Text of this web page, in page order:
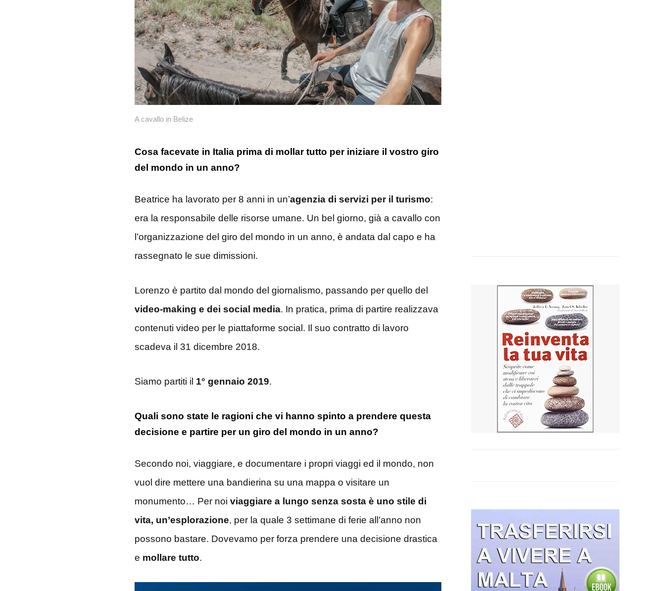
A cavallo in Belize
Cosa facevate in Italia prima di mollar tutto per iniziare il vostro giro
del mondo in un anno?
Beatrice ha lavorato per 8 anni in un’agenzia di servizi per il turismo:
era la responsabile delle risorse umane. Un bel giorno, già a cavallo con
l’organizzazione del giro del mondo in un anno, è andata dal capo e ha
rassegnato le sue dimissioni.
Lorenzo è partito dal mondo del giornalismo, passando per quello del
video-making e dei social media. In pratica, prima di partire realizzava
contenuti video per le piattaforme social. Il suo contratto di lavoro
scadeva il 31 dicembre 2018.
Siamo partiti il 1° gennaio 2019.
Quali sono state le ragioni che vi hanno spinto a prendere questa
decisione e partire per un giro del mondo in un anno?
Secondo noi, viaggiare, e documentare i propri viaggi ed il mondo, non
vuol dire mettere una bandierina su una mappa o visitare un
monumento… Per noi viaggiare a lungo senza sosta è uno stile di
vita, un’esplorazione, per la quale 3 settimane di ferie all’anno non
possono bastare. Dovevamo per forza prendere una decisione drastica
e mollare tutto.